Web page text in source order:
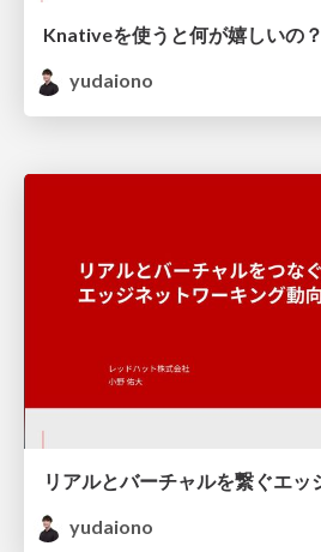
Knativeを使うと何が嬉しいの？
yudaiono
yudaiono